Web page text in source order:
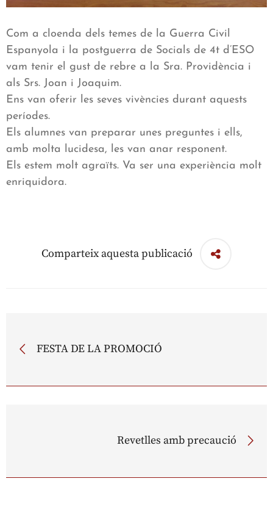
Com a cloenda dels temes de la Guerra Civil
Espanyola i la postguerra de Socials de 4t d’ESO
vam tenir el gust de rebre a la Sra. Providència i
als Srs. Joan i Joaquim.
Ens van oferir les seves vivències durant aquests
períodes.
Els alumnes van preparar unes preguntes i ells,
amb molta lucidesa, les van anar responent.
Els estem molt agraïts. Va ser una experiència molt
enriquidora.
Comparteix aquesta publicació
FESTA DE LA PROMOCIÓ
Revetlles amb precaució